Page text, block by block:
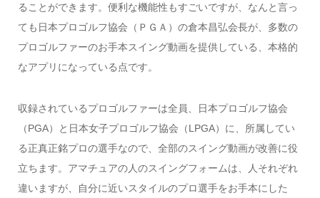
ることができます。便利な機能性もすごいですが、なんと言っ
ても日本プロゴルフ協会（ＰＧＡ）の倉本昌弘会長が、多数の
プロゴルファーのお手本スイング動画を提供している、本格的
なアプリになっている点です。
収録されているプロゴルファーは全員、日本プロゴルフ協会
（PGA）と日本女子プロゴルフ協会（LPGA）に、所属してい
る正真正銘プロの選手なので、全部のスイング動画が改善に役
立ちます。アマチュアの人のスイングフォームは、人それぞれ
違いますが、自分に近いスタイルのプロ選手をお手本にした